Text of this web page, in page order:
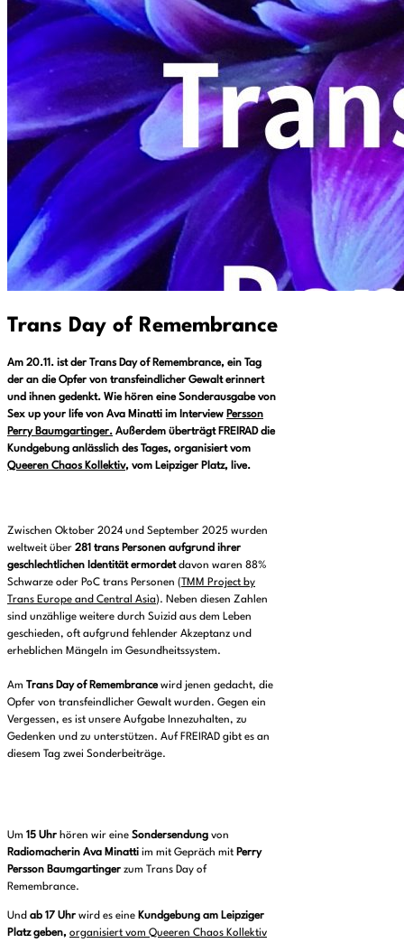
Trans Day of Remembrance
Am 20.11. ist der Trans Day of Remembrance, ein Tag
der an die Opfer von transfeindlicher Gewalt erinnert
und ihnen gedenkt. Wie hören eine Sonderausgabe von
Sex up your life von Ava Minatti im Interview Persson
Perry Baumgartinger. Außerdem überträgt FREIRAD die
Kundgebung anlässlich des Tages, organisiert vom
Queeren Chaos Kollektiv, vom Leipziger Platz, live.
Zwischen Oktober 2024 und September 2025 wurden
weltweit über 281 trans Personen aufgrund ihrer
geschlechtlichen Identität ermordetdavon waren 88%
Schwarze oder PoC trans Personen (TMM Project by
Trans Europe and Central Asia). Neben diesen Zahlen
sind unzählige weitere durch Suizid aus dem Leben
geschieden, oft aufgrund fehlender Akzeptanz und
erheblichen Mängeln im Gesundheitssystem.
Am Trans Day of Remembrancewird jenen gedacht, die
Opfer von transfeindlicher Gewalt wurden. Gegen ein
Vergessen, es ist unsere Aufgabe Innezuhalten, zu
Gedenken und zu unterstützen. Auf FREIRAD gibt es an
diesem Tag zwei Sonderbeiträge.
Um 15 Uhr hören wir eine Sondersendung von
Radiomacherin Ava Minatti im mit Gepräch mit Perry
Persson Baumgartinger zum Trans Day of
Remembrance.
Und ab 17 Uhr wird es eine Kundgebung am Leipziger
Platz geben, organisiert vom Queeren Chaos Kollektiv